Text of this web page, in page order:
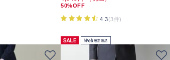
50%OFF
4.3(3件)